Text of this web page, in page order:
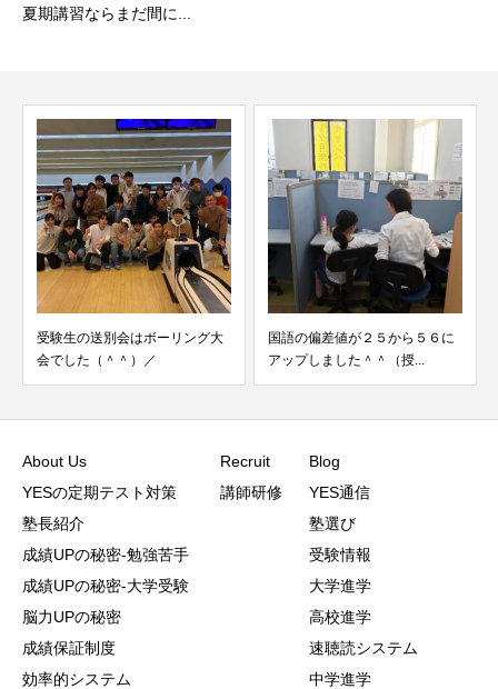
夏期講習ならまだ間に...
受験生の送別会はボーリング大
会でした（＾＾）／
国語の偏差値が２５から５６に
アップしました＾＾（授...
About Us
YESの定期テスト対策
塾長紹介
成績UPの秘密-勉強苦手
成績UPの秘密-大学受験
脳力UPの秘密
成績保証制度
効率的システム
Recruit
講師研修
Blog
YES通信
塾選び
受験情報
大学進学
高校進学
速聴読システム
中学進学